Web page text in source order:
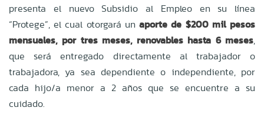
presenta el nuevo Subsidio al Empleo en su línea
“Protege”, el cual otorgará unaporte de $200 mil pesos
mensuales, por tres meses, renovables hasta 6 meses,
que será entregado directamente al trabajador o
trabajadora, ya sea dependiente o independiente, por
cada hijo/a menor a 2 años que se encuentre a su
cuidado.